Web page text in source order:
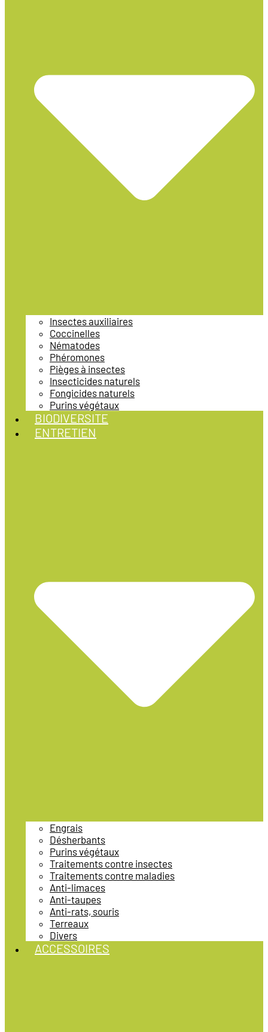
Insectes auxiliaires
Coccinelles
Nématodes
Phéromones
Pièges à insectes
Insecticides naturels
Fongicides naturels
Purins végétaux
BIODIVERSITE
ENTRETIEN
Engrais
Désherbants
Purins végétaux
Traitements contre insectes
Traitements contre maladies
Anti-limaces
Anti-taupes
Anti-rats, souris
Terreaux
Divers
ACCESSOIRES